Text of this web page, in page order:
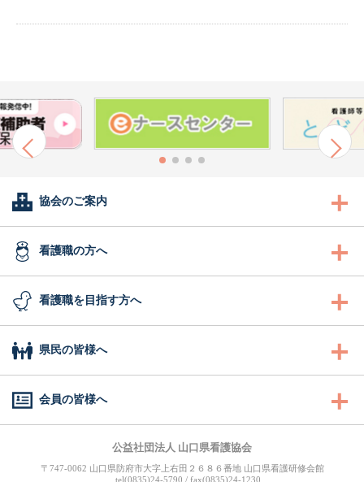
協会のご案内
会長あいさつ
協会概要
沿革
委員会活動
会報誌「きらめき」
看護職の方へ
看護職の方へ
認定看護管理者教育課程
事業一覧
図書室
看護職を目指す方へ
看護職を目指す方へ
1日ナース体験
看護の魅力発見
県民の皆様へ
県民の皆様へ
会員の皆様へ
（会員専用WEBサイト）
公益社団法人 山口県看護協会
〒747-0062 山口県防府市大字上右田２６８６番地 山口県看護研修会館
tel(0835)24-5790 / fax(0835)24-1230